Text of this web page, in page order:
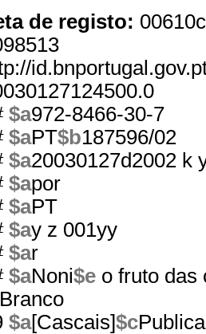
de registo:
$a972-8466-30-7
$aPT$b187596/02
$a20030127d2002 k
$apor
$aPT
$ay z 001yy
$ar
$aNoni$e o fruto das
$a[Cascais]$c